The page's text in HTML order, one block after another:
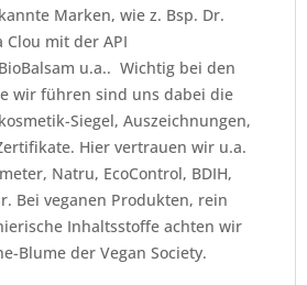
Marken, wie z. Bsp. Dr.
Clou mit der API
u.a.. Wichtig bei den
wir führen sind uns dabei die
Siegel, Auszeichnungen,
Hier vertrauen wir u.a.
Natru, EcoControl, BDIH,
Bei veganen Produkten, rein
Inhaltsstoffe achten wir
Blume der Vegan Society.